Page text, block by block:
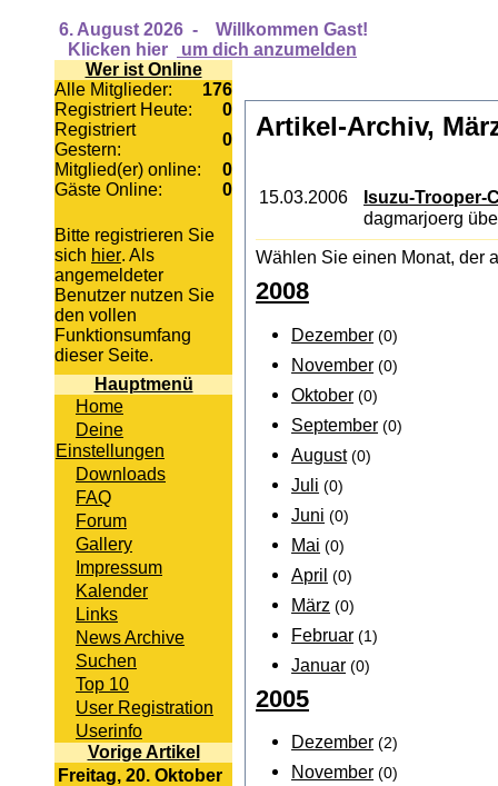
6. August 2026 -
Willkommen Gast!
Klicken hier
um dich anzumelden
Wer ist Online
Alle Mitglieder:
176
Registriert Heute:
0
Registriert
Gestern:
0
Mitglied(er) online:
0
Gäste Online:
0
Bitte registrieren Sie
sich hier. Als
angemeldeter
Benutzer nutzen Sie
den vollen
Funktionsumfang
dieser Seite.
Hauptmenü
Home
Deine
Einstellungen
Downloads
FAQ
Forum
Gallery
Impressum
Kalender
Links
News Archive
Suchen
Top 10
User Registration
Userinfo
Vorige Artikel
Freitag, 20. Oktober
Artikel-Archiv,
15.03.2006
Isuzu-Trooper-
dagmarjoerg
Wählen Sie einen Monat, der
2008
Dezember (0)
November (0)
Oktober (0)
September (0)
August (0)
Juli (0)
Juni (0)
Mai (0)
April (0)
März (0)
Februar (1)
Januar (0)
2005
Dezember (2)
November (0)